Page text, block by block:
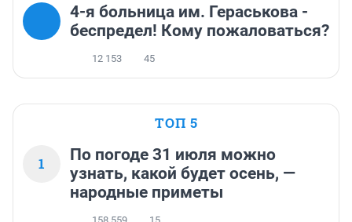
4-я больница им. Гераськова -
беспредел! Кому пожаловаться?
12 153 45
ТОП 5
1
По погоде 31 июля можно
узнать, какой будет осень, —
народные приметы